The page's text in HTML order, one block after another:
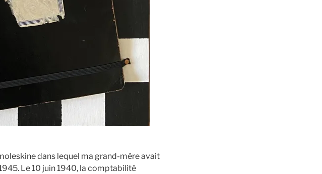
dans lequel ma grand-mère avait
Le 10 juin 1940, la comptabilité